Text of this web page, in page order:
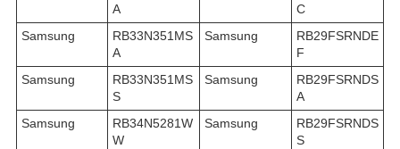
A
C
Samsung
RB33N351MS
A
Samsung
RB29FSRNDE
F
Samsung
RB33N351MS
S
Samsung
RB29FSRNDS
A
Samsung
RB34N5281W
W
Samsung
RB29FSRNDS
S